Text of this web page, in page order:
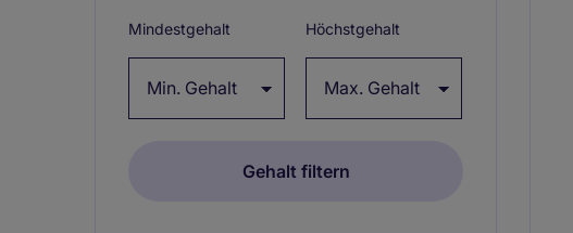
Mindestgehalt Höchstgehalt